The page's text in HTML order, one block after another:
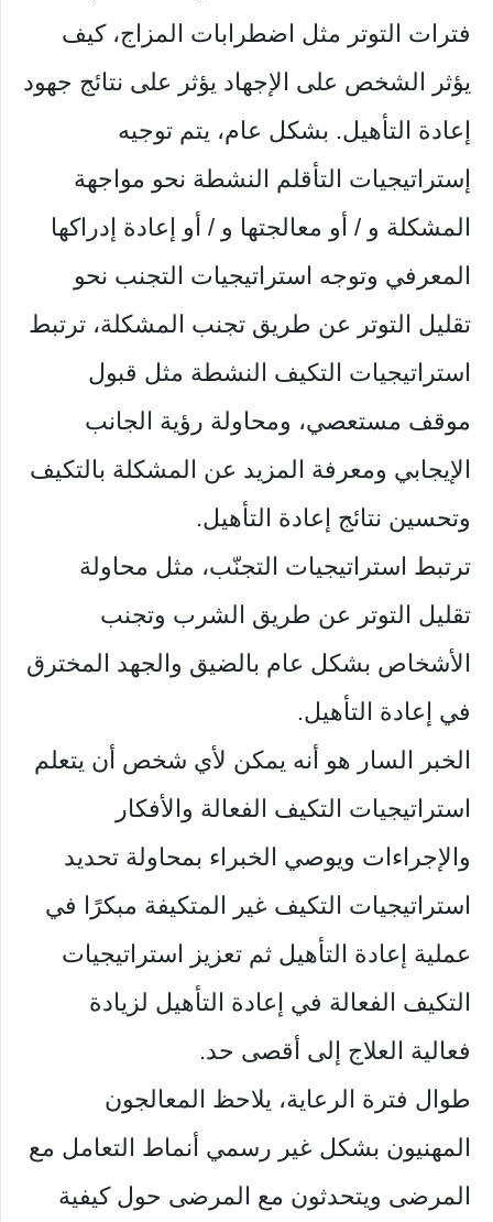
فترات التوتر مثل اضطرابات المزاج، كيف
يؤثر الشخص على الإجهاد يؤثر على نتائج جهود
إعادة التأهيل. بشكل عام، يتم توجيه
إستراتيجيات التأقلم النشطة نحو مواجهة
المشكلة و / أو معالجتها و / أو إعادة إدراكها
المعرفي وتوجه استراتيجيات التجنب نحو
تقليل التوتر عن طريق تجنب المشكلة، ترتبط
استراتيجيات التكيف النشطة مثل قبول
موقف مستعصي، ومحاولة رؤية الجانب
الإيجابي ومعرفة المزيد عن المشكلة بالتكيف
وتحسين نتائج إعادة التأهيل.
ترتبط استراتيجيات التجنّب، مثل محاولة
تقليل التوتر عن طريق الشرب وتجنب
الأشخاص بشكل عام بالضيق والجهد المخترق
في إعادة التأهيل.
الخبر السار هو أنه يمكن لأي شخص أن يتعلم
استراتيجيات التكيف الفعالة والأفكار
والإجراءات ويوصي الخبراء بمحاولة تحديد
استراتيجيات التكيف غير المتكيفة مبكرًا في
عملية إعادة التأهيل ثم تعزيز استراتيجيات
التكيف الفعالة في إعادة التأهيل لزيادة
فعالية العلاج إلى أقصى حد.
طوال فترة الرعاية، يلاحظ المعالجون
المهنيون بشكل غير رسمي أنماط التعامل مع
المرضى ويتحدثون مع المرضى حول كيفية